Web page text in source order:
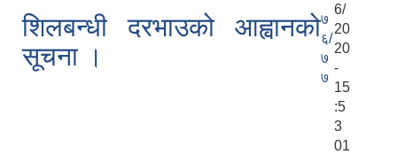
शिलबन्धी दरभाउको आह्वानको
सूचना ।
७
६/
७
७
6/
20
20
-
15
:5
3
01